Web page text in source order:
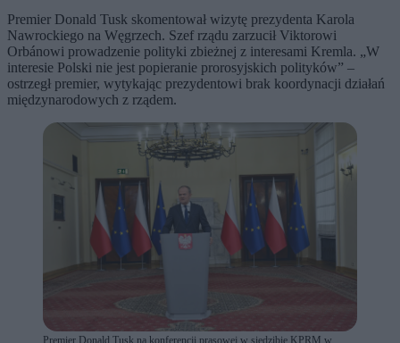
Premier Donald Tusk skomentował wizytę prezydenta Karola
Nawrockiego na Węgrzech. Szef rządu zarzucił Viktorowi
Orbánowi prowadzenie polityki zbieżnej z interesami Kremla. „W
interesie Polski nie jest popieranie prorosyjskich polityków” –
ostrzegł premier, wytykając prezydentowi brak koordynacji działań
międzynarodowych z rządem.